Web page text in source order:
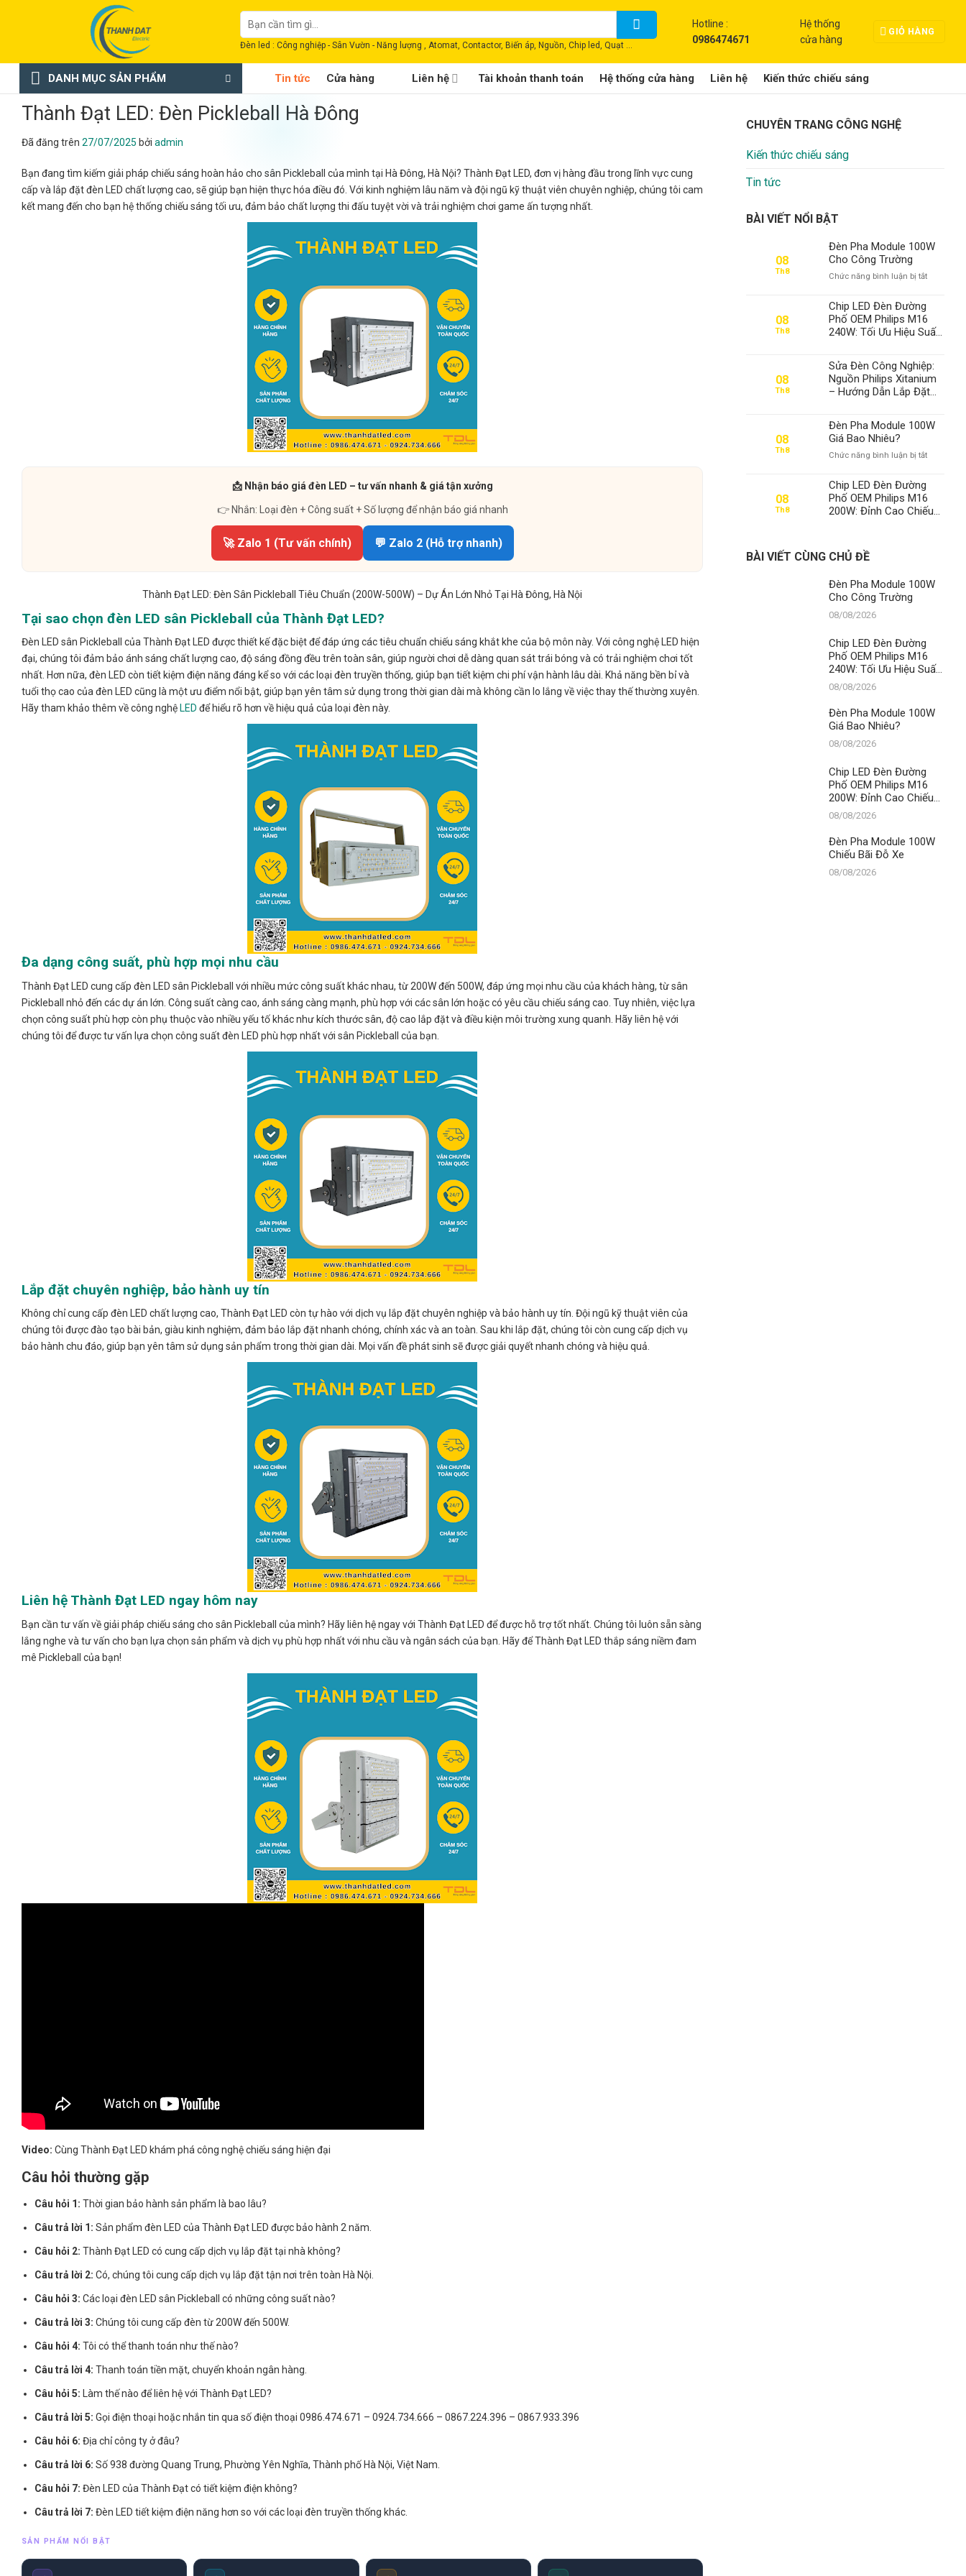
dung
Tìm
kiếm:
Đèn led : Công nghiệp - Sân Vườn - Năng lượng , Atomat, Contactor, Biến áp, Nguồn, Chip led, Quạt ...
Hotline :
0986474671
Hệ thống
cửa hàng
GIỎ HÀNG
DANH MỤC SẢN PHẨM Tin tức Cửa hàng Liên hệ Tài khoản thanh toán Hệ thống cửa hàng Liên hệ Kiến thức chiếu sáng
Thành Đạt LED: Đèn Pickleball Hà Đông
Đã đăng trên 27/07/2025 bởi admin
Bạn đang tìm kiếm giải pháp chiếu sáng hoàn hảo cho sân Pickleball của mình tại Hà Đông, Hà Nội? Thành Đạt LED, đơn vị hàng đầu trong lĩnh vực cung
cấp và lắp đặt đèn LED chất lượng cao, sẽ giúp bạn hiện thực hóa điều đó. Với kinh nghiệm lâu năm và đội ngũ kỹ thuật viên chuyên nghiệp, chúng tôi cam
kết mang đến cho bạn hệ thống chiếu sáng tối ưu, đảm bảo chất lượng thi đấu tuyệt vời và trải nghiệm chơi game ấn tượng nhất.
📩 Nhận báo giá đèn LED – tư vấn nhanh & giá tận xưởng
👉 Nhắn: Loại đèn + Công suất + Số lượng để nhận báo giá nhanh
🚀 Zalo 1 (Tư vấn chính) 💬 Zalo 2 (Hỗ trợ nhanh)
Thành Đạt LED: Đèn Sân Pickleball Tiêu Chuẩn (200W-500W) – Dự Án Lớn Nhỏ Tại Hà Đông, Hà Nội
Tại sao chọn đèn LED sân Pickleball của Thành Đạt LED?
Đèn LED sân Pickleball của Thành Đạt LED được thiết kế đặc biệt để đáp ứng các tiêu chuẩn chiếu sáng khắt khe của bộ môn này. Với công nghệ LED hiện
đại, chúng tôi đảm bảo ánh sáng chất lượng cao, độ sáng đồng đều trên toàn sân, giúp người chơi dễ dàng quan sát trái bóng và có trải nghiệm chơi tốt
nhất. Hơn nữa, đèn LED còn tiết kiệm điện năng đáng kể so với các loại đèn truyền thống, giúp bạn tiết kiệm chi phí vận hành lâu dài. Khả năng bền bỉ và
tuổi thọ cao của đèn LED cũng là một ưu điểm nổi bật, giúp bạn yên tâm sử dụng trong thời gian dài mà không cần lo lắng về việc thay thế thường xuyên.
Hãy tham khảo thêm về công nghệ LED để hiểu rõ hơn về hiệu quả của loại đèn này.
Đa dạng công suất, phù hợp mọi nhu cầu
Thành Đạt LED cung cấp đèn LED sân Pickleball với nhiều mức công suất khác nhau, từ 200W đến 500W, đáp ứng mọi nhu cầu của khách hàng, từ sân
Pickleball nhỏ đến các dự án lớn. Công suất càng cao, ánh sáng càng mạnh, phù hợp với các sân lớn hoặc có yêu cầu chiếu sáng cao. Tuy nhiên, việc lựa
chọn công suất phù hợp còn phụ thuộc vào nhiều yếu tố khác như kích thước sân, độ cao lắp đặt và điều kiện môi trường xung quanh. Hãy liên hệ với
chúng tôi để được tư vấn lựa chọn công suất đèn LED phù hợp nhất với sân Pickleball của bạn.
Lắp đặt chuyên nghiệp, bảo hành uy tín
Không chỉ cung cấp đèn LED chất lượng cao, Thành Đạt LED còn tự hào với dịch vụ lắp đặt chuyên nghiệp và bảo hành uy tín. Đội ngũ kỹ thuật viên của
chúng tôi được đào tạo bài bản, giàu kinh nghiệm, đảm bảo lắp đặt nhanh chóng, chính xác và an toàn. Sau khi lắp đặt, chúng tôi còn cung cấp dịch vụ
bảo hành chu đáo, giúp bạn yên tâm sử dụng sản phẩm trong thời gian dài. Mọi vấn đề phát sinh sẽ được giải quyết nhanh chóng và hiệu quả.
Liên hệ Thành Đạt LED ngay hôm nay
Bạn cần tư vấn về giải pháp chiếu sáng cho sân Pickleball của mình? Hãy liên hệ ngay với Thành Đạt LED để được hỗ trợ tốt nhất. Chúng tôi luôn sẵn sàng
lắng nghe và tư vấn cho bạn lựa chọn sản phẩm và dịch vụ phù hợp nhất với nhu cầu và ngân sách của bạn. Hãy để Thành Đạt LED thắp sáng niềm đam
mê Pickleball của bạn!
Video: Cùng Thành Đạt LED khám phá công nghệ chiếu sáng hiện đại
Câu hỏi thường gặp
Câu hỏi 1: Thời gian bảo hành sản phẩm là bao lâu?
Câu trả lời 1: Sản phẩm đèn LED của Thành Đạt LED được bảo hành 2 năm.
Câu hỏi 2: Thành Đạt LED có cung cấp dịch vụ lắp đặt tại nhà không?
Câu trả lời 2: Có, chúng tôi cung cấp dịch vụ lắp đặt tận nơi trên toàn Hà Nội.
Câu hỏi 3: Các loại đèn LED sân Pickleball có những công suất nào?
Câu trả lời 3: Chúng tôi cung cấp đèn từ 200W đến 500W.
Câu hỏi 4: Tôi có thể thanh toán như thế nào?
Câu trả lời 4: Thanh toán tiền mặt, chuyển khoản ngân hàng.
Câu hỏi 5: Làm thế nào để liên hệ với Thành Đạt LED?
Câu trả lời 5: Gọi điện thoại hoặc nhắn tin qua số điện thoại 0986.474.671 – 0924.734.666 – 0867.224.396 – 0867.933.396
Câu hỏi 6: Địa chỉ công ty ở đâu?
Câu trả lời 6: Số 938 đường Quang Trung, Phường Yên Nghĩa, Thành phố Hà Nội, Việt Nam.
Câu hỏi 7: Đèn LED của Thành Đạt có tiết kiệm điện không?
Câu trả lời 7: Đèn LED tiết kiệm điện năng hơn so với các loại đèn truyền thống khác.
SẢN PHẨM NỔI BẬT
CHUYÊN TRANG CÔNG NGHỆ
Kiến thức chiếu sáng
Tin tức
BÀI VIẾT NỔI BẬT
08
Th8
Đèn Pha Module 100W
Cho Công Trường
Chức năng bình luận bị tắtở
100W
Cho
08
Th8
Chip LED Đèn Đường
Phố OEM Philips M16
240W: Tối Ưu Hiệu Suất,
Gian – Đẳng Cấp Số 1
Từ Thành Đạt LED
08
Th8
Sửa Đèn Công Nghiệp:
Nguồn Philips Xitanium
– Hướng Dẫn Lắp Đặt
Đạt LED
08
Th8
Đèn Pha Module 100W
Giá Bao Nhiêu?
Chức năng bình luận bị tắtở
100W
Giá
08
Th8
Chip LED Đèn Đường
Phố OEM Philips M16
200W: Đỉnh Cao Chiếu
LED
BÀI VIẾT CÙNG CHỦ ĐỀ
Đèn Pha Module 100W
Cho Công Trường
08/08/2026
Chip LED Đèn Đường
Phố OEM Philips M16
240W: Tối Ưu Hiệu Suất,
Vững Bền Bất Chấp Thời
Gian – Đẳng Cấp Số 1
Từ Thành Đạt LED
08/08/2026
Đèn Pha Module 100W
Giá Bao Nhiêu?
08/08/2026
Chip LED Đèn Đường
Phố OEM Philips M16
200W: Đỉnh Cao Chiếu
Sáng, Bền Vững Cùng
Thời Gian – Thành Đạt
LED
08/08/2026
Đèn Pha Module 100W
Chiếu Bãi Đỗ Xe
08/08/2026